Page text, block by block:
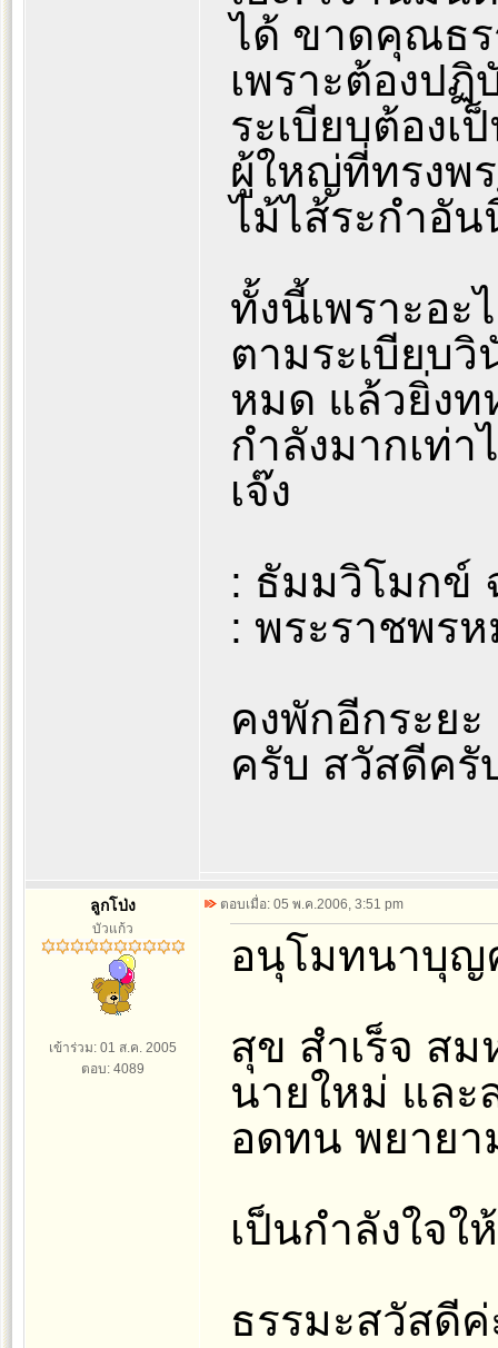
ได้ ขาดคุณธ
เพราะต้องป
ระเบียบต้องเ
ผู้ใหญ่ที่ทรงพ
ไม้ไส้ระกำอั
ทั้งนี้เพราะอะ
ตามระเบียบวิ
หมด แล้วยิ่ง
กำลังมากเท่า
เจ๊ง
: ธัมมวิโมกข์
: พระราชพร
คงพักอีกระย
ครับ สวัสดีค
ลูกโป่ง
บัวแก้ว
เข้าร่วม: 01 ส.ค. 2005
ตอบ: 4089
ตอบเมื่อ: 05 พ.ค.2006, 3:51 pm
อนุโมทนาบุญ
สุข สำเร็จ สม
นายใหม่ และ
อดทน พยายา
เป็นกำลังใจใ
ธรรมะสวัสดีค่